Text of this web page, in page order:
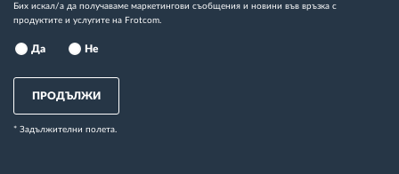
Бих искал/а да получаваме маркетингови съобщения и новини във връзка с
продуктите и услугите на Frotcom.
Да Не
ПРОДЪЛЖИ
* Задължителни полета.